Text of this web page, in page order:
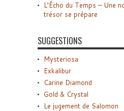
L’Écho du Temps – Une
trésor se prépare
SUGGESTIONS
Mysteriosa
Exkalibur
Carine Diamond
Gold & Crystal
Le jugement de Salomon